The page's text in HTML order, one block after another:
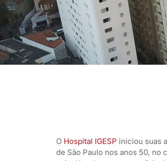
O Hospital IGESP iniciou suas
de São Paulo nos anos 50, no